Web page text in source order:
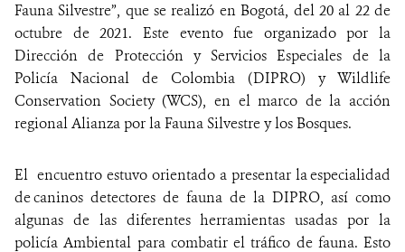
Fauna Silvestre”, que se realizó en Bogotá, del 20 al 22 de
octubre de 2021. Este evento fue organizado por la
Dirección de Protección y Servicios Especiales de la
Policía Nacional de Colombia (DIPRO) y Wildlife
Conservation Society (WCS), en el marco de la acción
regional Alianza por la Fauna Silvestre y los Bosques.
El encuentro estuvo orientado a presentar laespecialidad
decaninos detectores de fauna de la DIPRO, así como
algunas de las diferentes herramientas usadas por la
policía Ambiental para combatir el tráfico de fauna. Esto